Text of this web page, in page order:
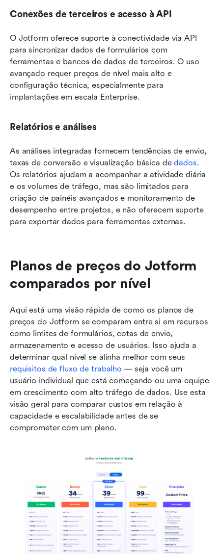
Conexões de terceiros e acesso à API
O Jotform oferece suporte à conectividade via API
para sincronizar dados de formulários com
ferramentas e bancos de dados de terceiros. O uso
avançado requer preços de nível mais alto e
configuração técnica, especialmente para
implantações em escala Enterprise.
Relatórios e análises
As análises integradas fornecem tendências de envio,
taxas de conversão e visualização básica de dados.
Os relatórios ajudam a acompanhar a atividade diária
e os volumes de tráfego, mas são limitados para
criação de painéis avançados e monitoramento de
desempenho entre projetos, e não oferecem suporte
para exportar dados para ferramentas externas.
Planos de preços do Jotform
comparados por nível
Aqui está uma visão rápida de como os planos de
preços do Jotform se comparam entre si em recursos
como limites de formulários, cotas de envio,
armazenamento e acesso de usuários. Isso ajuda a
requisitos de fluxo de trabalho — seja você um
usuário individual que está começando ou uma equipe
em crescimento com alto tráfego de dados. Use esta
visão geral para comparar custos em relação à
capacidade e escalabilidade antes de se
comprometer com um plano.